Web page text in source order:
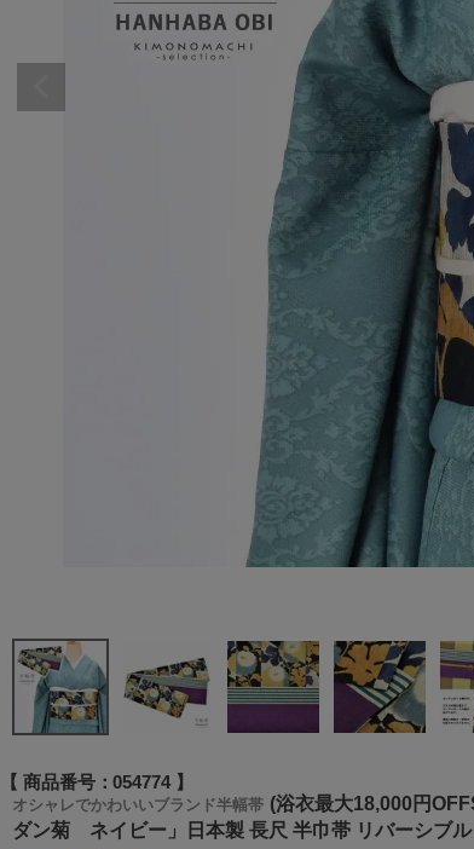
商品番号 054774
オシャレでかわいいブランド半幅帯 (浴衣最大18,000円
ダン菊 ネイビー」日本製 長尺 半巾帯 リバーシブ